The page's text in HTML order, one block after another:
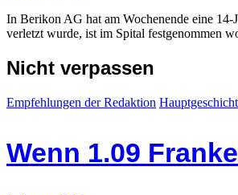
In Berikon AG hat am Wochenende eine 14-
verletzt wurde, ist im Spital festgenommen
Nicht verpassen
Empfehlungen der Redaktion
Wenn 1.09